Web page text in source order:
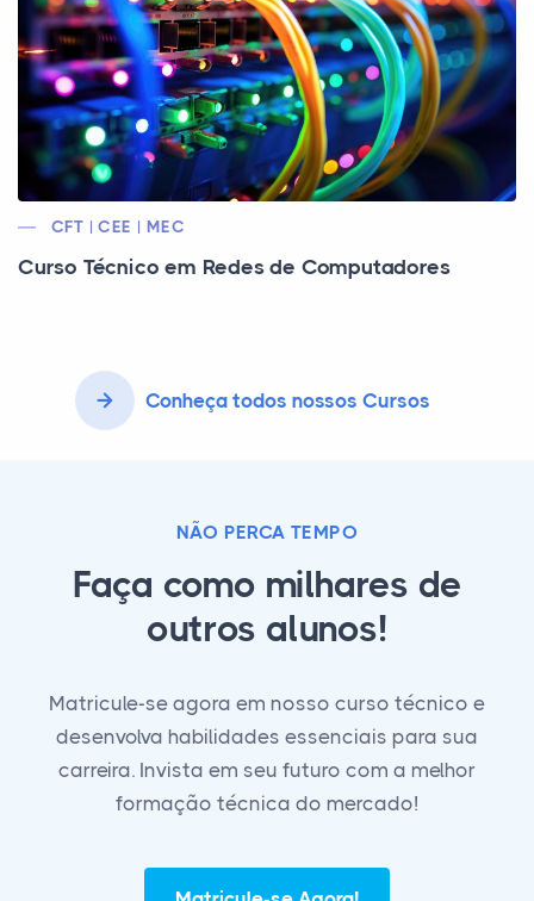
CFT | CEE | MEC
Curso Técnico em Redes de Computadores
Conheça todos nossos Cursos
NÃO PERCA TEMPO
Faça como milhares de
outros alunos!
Matricule-se agora em nosso curso técnico e
desenvolva habilidades essenciais para sua
carreira. Invista em seu futuro com a melhor
formação técnica do mercado!